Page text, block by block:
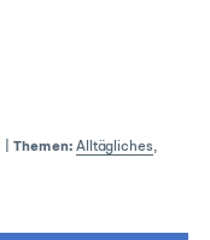
|Themen: Alltägliches,